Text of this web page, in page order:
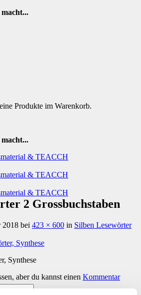
Produkte im Warenkorb.
2 Grossbuchstaben
2018 bei 423 × 600 in Silben Lesewörter
Synthese
aber du kannst einen Kommentar